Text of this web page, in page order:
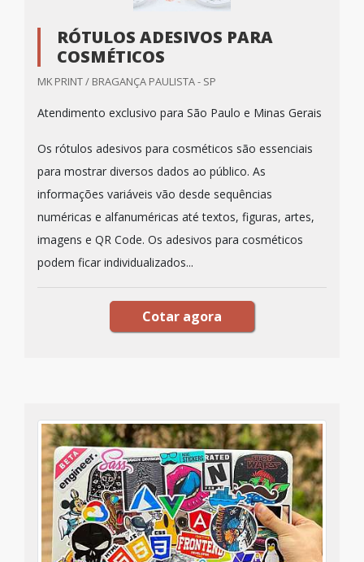
RÓTULOS ADESIVOS PARA
COSMÉTICOS
MK PRINT / BRAGANÇA PAULISTA - SP
Atendimento exclusivo para São Paulo e Minas Gerais
Os rótulos adesivos para cosméticos são essenciais
para mostrar diversos dados ao público. As
informações variáveis vão desde sequências
numéricas e alfanuméricas até textos, figuras, artes,
imagens e QR Code. Os adesivos para cosméticos
podem ficar individualizados...
Cotar agora